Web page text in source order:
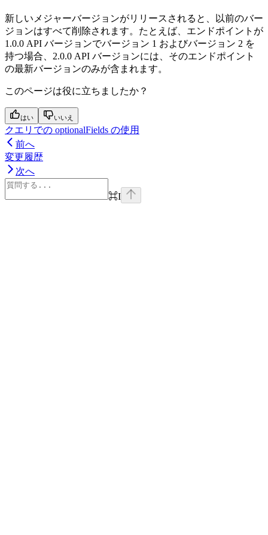
新しいメジャーバージョンがリリースされると、以前のバー
ジョンはすべて削除されます。たとえば、エンドポイントが
1.0.0 API バージョンでバージョン 1 およびバージョン 2 を
持つ場合、2.0.0 API バージョンには、そのエンドポイント
の最新バージョンのみが含まれます。
このページは役に立ちましたか？
はい いいえ
クエリでの optionalFields の使用
前へ
変更履歴
次へ
⌘I